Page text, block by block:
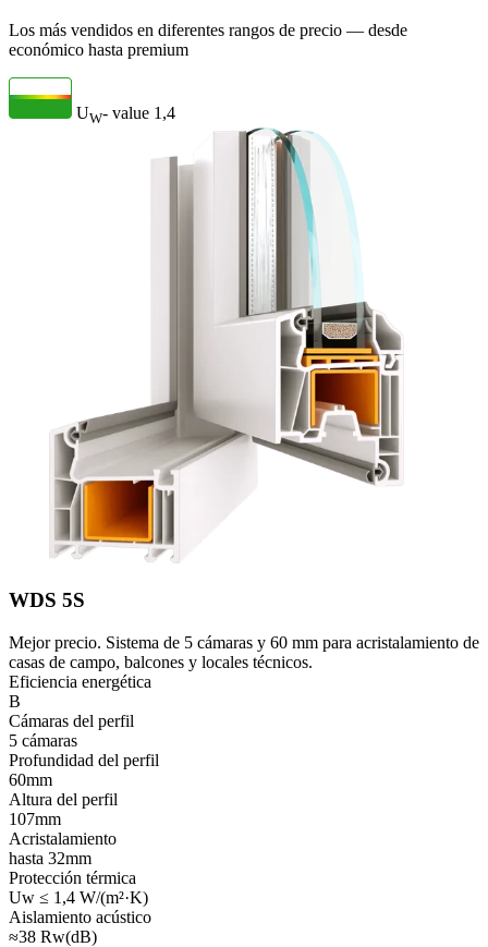
Los más vendidos en diferentes rangos de precio — desde
económico hasta premium
UW- value 1,4
WDS 5S
Mejor precio. Sistema de 5 cámaras y 60 mm para acristalamiento de
casas de campo, balcones y locales técnicos.
Eficiencia energética
B
Cámaras del perfil
5 cámaras
Profundidad del perfil
60mm
Altura del perfil
107mm
Acristalamiento
hasta 32mm
Protección térmica
Uw ≤ 1,4 W/(m²·K)
Aislamiento acústico
≈38 Rw(dB)